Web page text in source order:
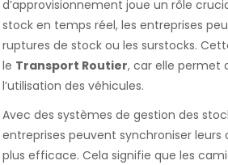
d’approvisionnement joue un rôle
stock en temps réel, les entreprises
ruptures de stock ou les surstocks.
le Transport Routier, car elle permet
l’utilisation des véhicules.
Avec des systèmes de gestion des
entreprises peuvent synchroniser
plus efficace. Cela signifie que les